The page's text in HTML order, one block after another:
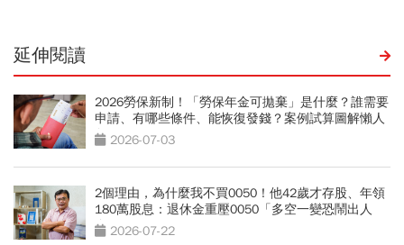
延伸閱讀
2026勞保新制！「勞保年金可拋棄」是什麼？誰需要
申請、有哪些條件、能恢復發錢？案例試算圖解懶人
包 2026-07-03
2個理由，為什麼我不買0050！他42歲才存股、年領
180萬股息：退休金重壓0050「多空一變恐鬧出人
命」2026-07-22